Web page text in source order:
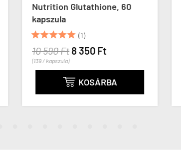
Nutrition Glutathione, 60
kapszula
 (1)
10 590 Ft 8 350 Ft
(139 / kapszula)
 KOSÁRBA